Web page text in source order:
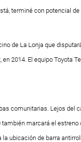
terminé con potencial de
de La Lonja que
2014. El equipo Toyota
comunitarias. Lejos del
marcará el
ubicación de barra